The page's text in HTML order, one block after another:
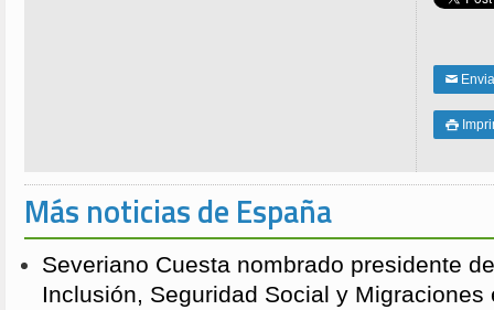
✉

Más noticias de España
Severiano Cuesta nombrado presidente
Inclusión, Seguridad Social y Migraciones